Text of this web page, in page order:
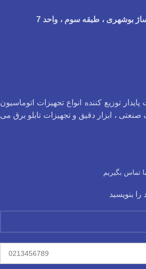
بوشهری ، طبقه سوم ، واحد 7
توزیع کننده انواع تجهیزات اتوماسیون
صنعتی ، ابزار دقیق و تجهیزات تابلو برق می
تماس بگیریم
بنویسید